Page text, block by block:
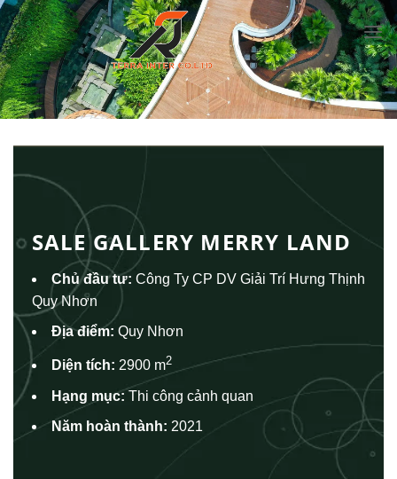
Chuyển
đến
nội
dung
SALE GALLERY MERRY LAND
Chủ đầu tư: Công Ty CP DV Giải Trí Hưng Thịnh
Quy Nhơn
Địa điểm: Quy Nhơn
Diện tích: 2900 m2
Hạng mục: Thi công cảnh quan
Năm hoàn thành: 2021